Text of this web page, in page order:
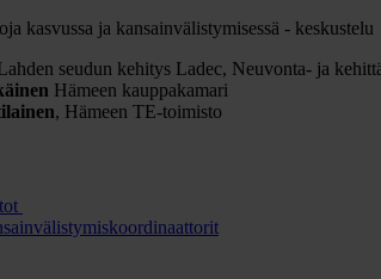
kasvussa ja kansainvälistymisessä - keskustelu
seudun kehitys Ladec, Neuvonta- ja
Hämeen kauppakamari
, Hämeen TE-toimisto